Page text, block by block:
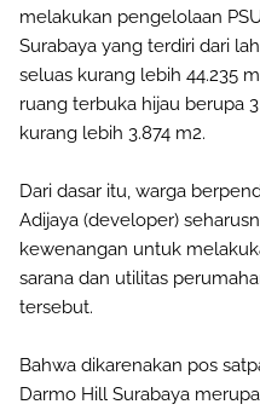
melakukan pengelolaan
Surabaya yang terdiri dari
seluas kurang lebih 44.235
ruang terbuka hijau berupa
kurang lebih 3.874 m2.
Dari dasar itu, warga
Adijaya (developer)
kewenangan untuk
sarana dan utilitas
tersebut.
Bahwa dikarenakan pos
Darmo Hill Surabaya